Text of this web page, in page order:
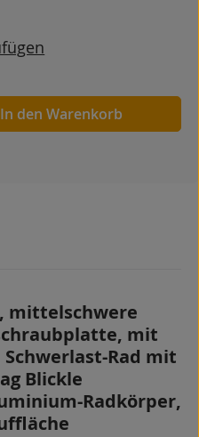
In den Warenkorb
mittelschwere
mit
Rad mit
Blickle
Radkörper,